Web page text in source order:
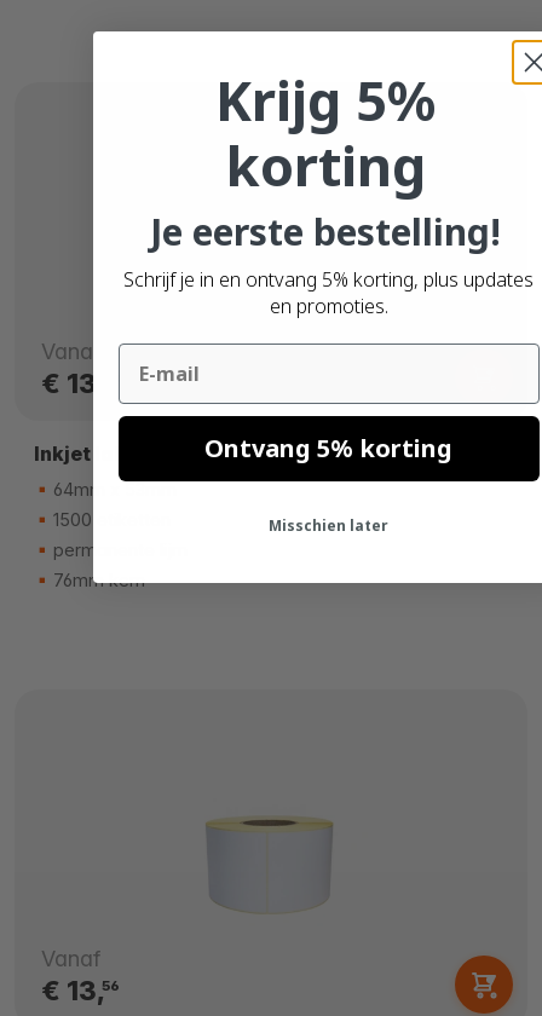
Vanaf
€ 13,
Inkjet labels, 64mm x 53mm
64mm x 53mm
1500 etiketten
permanente lijm
76mm kern
Vanaf
€ 13,56
Krijg 5%
korting
Je eerste bestelling!
Schrijf je in en ontvang 5% korting, plus updates
en promoties.
Email
Ontvang 5% korting
Misschien later